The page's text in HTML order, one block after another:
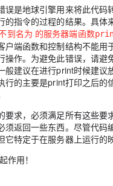
误是地球引擎用来将此代码
的指令的过程的结果。具体
到名为 的服务器端函数
户端函数和控制结构不能用
操作。为避免此错误，请避
般建议在进行print时候建议
行的主要是print打印之后的
要求，必须满足所有这些要
须返回一些东西。尽管代码
它特定于在服务器上运行的
作用！